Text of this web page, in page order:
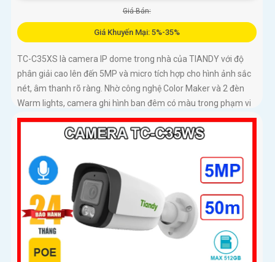
Giá Bán:
Giá Khuyến Mại: 5%-35%
TC-C35XS là camera IP dome trong nhà của TIANDY với độ
phân giải cao lên đến 5MP và micro tích hợp cho hình ảnh sắc
nét, âm thanh rõ ràng. Nhờ công nghệ Color Maker và 2 đèn
Warm lights, camera ghi hình ban đêm có màu trong phạm vi
15m, kết hợp hồng ngoại 30m linh hoạt